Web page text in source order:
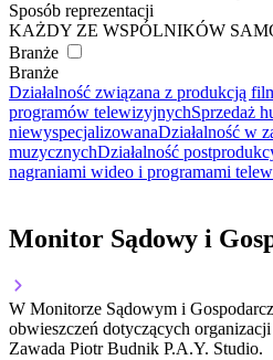
Sposób reprezentacji
KAŻDY ZE WSPÓLNIKÓW
Branże
Branże
Działalność związana z produkcją
programów telewizyjnychSprzedaż
niewyspecjalizowanaDziałalność w
muzycznychDziałalność
nagraniami wideo i programami
Monitor Sądowy i
W Monitorze Sądowym i
obwieszczeń dotyczących
Zawada Piotr Budnik P.A.Y. Studio.